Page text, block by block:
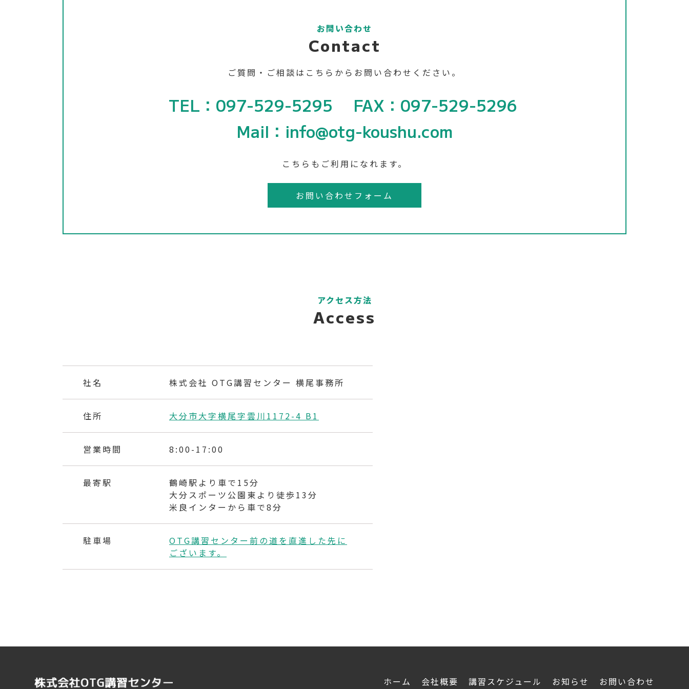
お問い合わせ
Contact
ご質問・ご相談は こちらからお問い合わせください。
TEL：097-529-5295
FAX：097-529-5296
Mail：info@otg-koushu.com
こちらもご利用になれます。
お問い合わせフォーム
アクセス方法
Access
社名 株式会社 OTG講習センター 横尾事務所
住所 大分市大字横尾字雲川1172-4 B1
営業時間 8:00-17:00
最寄駅
鶴崎駅より車で15分
大分スポーツ公園東より徒歩13分
米良インターから車で8分
駐車場
OTG講習センター前の道を直進した先に
ございます。
ホーム 会社概要 講習スケジュール お知らせ お問い合わせ